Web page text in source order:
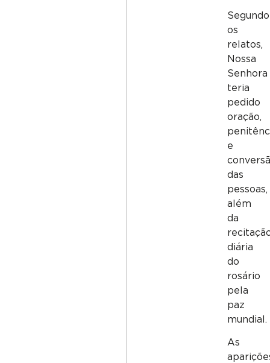
Segundo
os
relatos,
Nossa
Senhora
teria
pedido
oração,
e
das
pessoas,
além
da
diária
do
rosário
pela
paz
mundial.
As